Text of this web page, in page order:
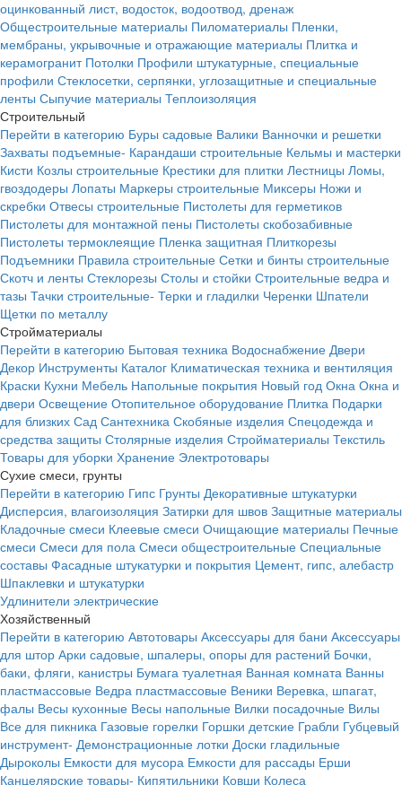
оцинкованный лист, водосток, водоотвод, дренаж
Общестроительные материалы Пиломатериалы Пленки,
мембраны, укрывочные и отражающие материалы Плитка и
керамогранит Потолки Профили штукатурные, специальные
профили Стеклосетки, серпянки, углозащитные и специальные
ленты Сыпучие материалы Теплоизоляция
Строительный
Перейти в категорию Буры садовые Валики Ванночки и решетки
Захваты подъемные- Карандаши строительные Кельмы и мастерки
Кисти Козлы строительные Крестики для плитки Лестницы Ломы,
гвоздодеры Лопаты Маркеры строительные Миксеры Ножи и
скребки Отвесы строительные Пистолеты для герметиков
Пистолеты для монтажной пены Пистолеты скобозабивные
Пистолеты термоклеящие Пленка защитная Плиткорезы
Подъемники Правила строительные Сетки и бинты строительные
Скотч и ленты Стеклорезы Столы и стойки Строительные ведра и
тазы Тачки строительные- Терки и гладилки Черенки Шпатели
Щетки по металлу
Стройматериалы
Перейти в категорию Бытовая техника Водоснабжение Двери
Декор Инструменты Каталог Климатическая техника и вентиляция
Краски Кухни Мебель Напольные покрытия Новый год Окна Окна и
двери Освещение Отопительное оборудование Плитка Подарки
для близких Сад Сантехника Скобяные изделия Спецодежда и
средства защиты Столярные изделия Стройматериалы Текстиль
Товары для уборки Хранение Электротовары
Сухие смеси, грунты
Перейти в категорию Гипс Грунты Декоративные штукатурки
Дисперсия, влагоизоляция Затирки для швов Защитные материалы
Кладочные смеси Клеевые смеси Очищающие материалы Печные
смеси Смеси для пола Смеси общестроительные Специальные
составы Фасадные штукатурки и покрытия Цемент, гипс, алебастр
Шпаклевки и штукатурки
Удлинители электрические
Хозяйственный
Перейти в категорию Автотовары Аксессуары для бани Аксессуары
для штор Арки садовые, шпалеры, опоры для растений Бочки,
баки, фляги, канистры Бумага туалетная Ванная комната Ванны
пластмассовые Ведра пластмассовые Веники Веревка, шпагат,
фалы Весы кухонные Весы напольные Вилки посадочные Вилы
Все для пикника Газовые горелки Горшки детские Грабли Губцевый
инструмент- Демонстрационные лотки Доски гладильные
Дыроколы Емкости для мусора Емкости для рассады Ерши
Канцелярские товары- Кипятильники Ковши Колеса